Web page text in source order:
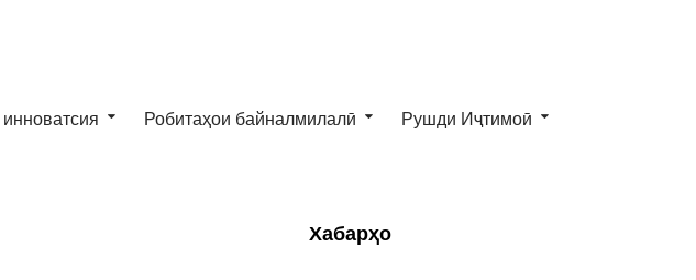
Робитаҳои байналмилалӣ Рушди Иҷтимоӣ
Хабарҳо